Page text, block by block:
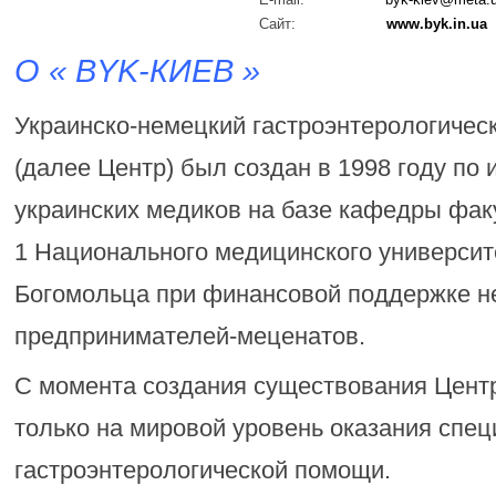
Сайт:
www.byk.in.ua
О « BYK-КИЕВ »
Украинско-немецкий
(далее Центр) был создан в 1998 году по
украинских медиков на базе кафедры
1 Национального медицинского
Богомольца при финансовой поддержке
предпринимателей-меценатов.
С момента создания существования
только на мировой уровень оказания
гастроэнтерологической помощи.